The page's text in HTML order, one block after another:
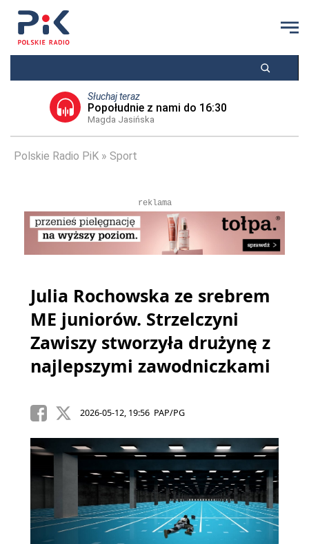
Słuchaj teraz
Popołudnie z nami do 16:30
Magda Jasińska
Polskie Radio PiK Sport
reklama
Julia Rochowska ze srebrem
ME juniorów. Strzelczyni
Zawiszy stworzyła drużynę z
najlepszymi zawodniczkami
2026-05-12, 19:56 PAP/PG